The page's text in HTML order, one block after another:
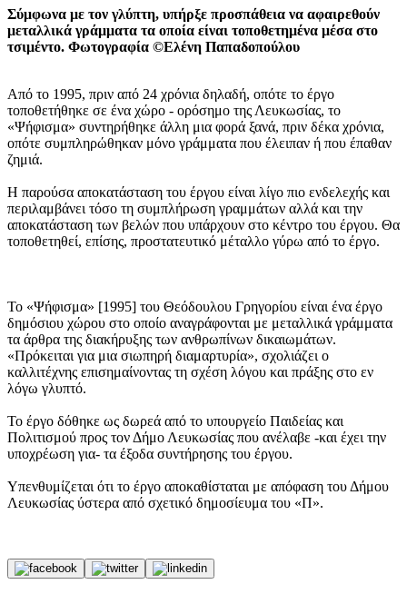
Σύμφωνα με τον γλύπτη, υπήρξε προσπάθεια να αφαιρεθούν
μεταλλικά γράμματα τα οποία είναι τοποθετημένα μέσα στο
τσιμέντο. Φωτογραφία ©Ελένη Παπαδοπούλου
Από το 1995, πριν από 24 χρόνια δηλαδή, οπότε το έργο
τοποθετήθηκε σε ένα χώρο - ορόσημο της Λευκωσίας, το
«Ψήφισμα» συντηρήθηκε άλλη μια φορά ξανά, πριν δέκα χρόνια,
οπότε συμπληρώθηκαν μόνο γράμματα που έλειπαν ή που έπαθαν
ζημιά.
Η παρούσα αποκατάσταση του έργου είναι λίγο πιο ενδελεχής και
περιλαμβάνει τόσο τη συμπλήρωση γραμμάτων αλλά και την
αποκατάσταση των βελών που υπάρχουν στο κέντρο του έργου. Θα
τοποθετηθεί, επίσης, προστατευτικό μέταλλο γύρω από το έργο.
Το «Ψήφισμα» [1995] του Θεόδουλου Γρηγορίου είναι ένα έργο
δημόσιου χώρου στο οποίο αναγράφονται με μεταλλικά γράμματα
τα άρθρα της διακήρυξης των ανθρωπίνων δικαιωμάτων.
«Πρόκειται για μια σιωπηρή διαμαρτυρία», σχολιάζει ο
καλλιτέχνης επισημαίνοντας τη σχέση λόγου και πράξης στο εν
λόγω γλυπτό.
Το έργο δόθηκε ως δωρεά από το υπουργείο Παιδείας και
Πολιτισμού προς τον Δήμο Λευκωσίας που ανέλαβε -και έχει την
υποχρέωση για- τα έξοδα συντήρησης του έργου.
Υπενθυμίζεται ότι το έργο αποκαθίσταται με απόφαση του Δήμου
Λευκωσίας ύστερα από σχετικό δημοσίευμα του «Π».